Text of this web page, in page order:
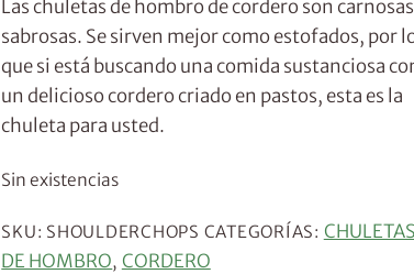
Las chuletas de hombro de cordero son
sabrosas. Se sirven mejor como estofados, por
que si está buscando una comida sustanciosa
un delicioso cordero criado en pastos, esta es la
chuleta para usted.
Sin existencias
SKU: SHOULDERCHOPS CATEGORÍAS:
DE HOMBRO, CORDERO